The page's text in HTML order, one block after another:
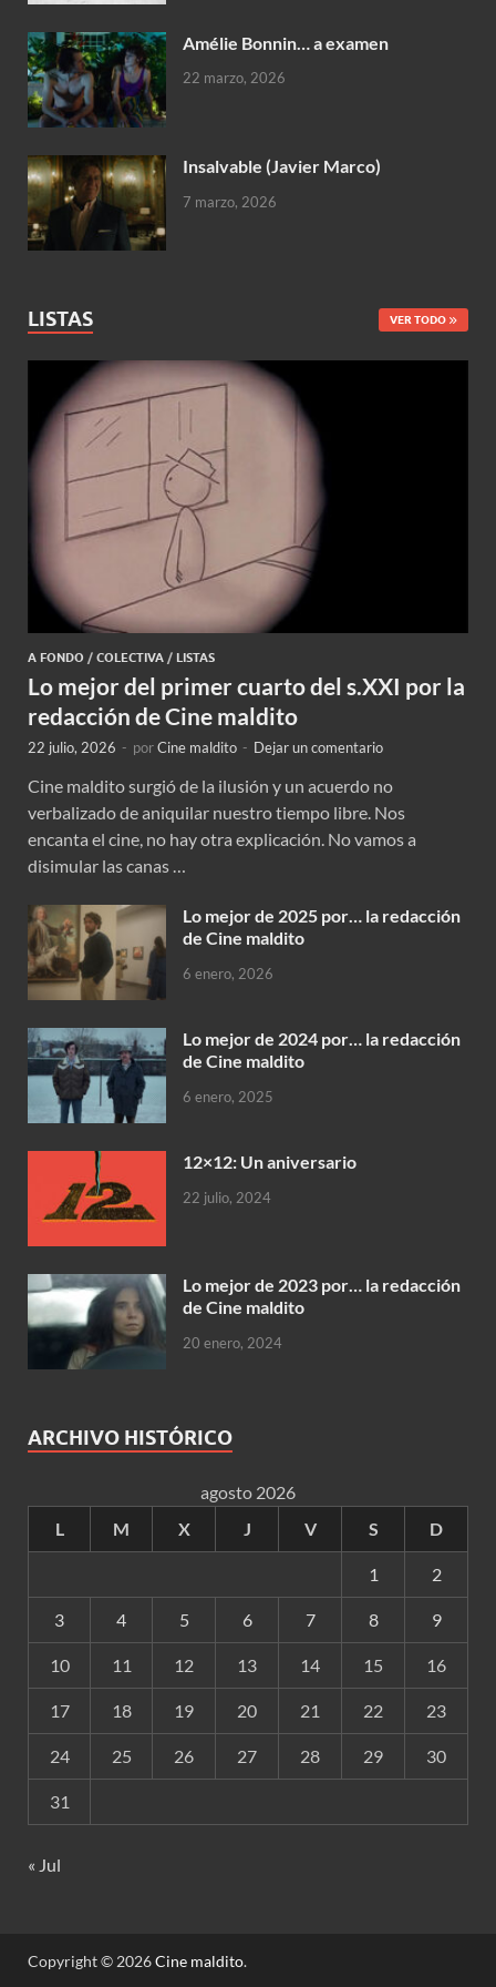
Amélie Bonnin… a examen
22 marzo, 2026
Insalvable (Javier Marco)
7 marzo, 2026
LISTAS VER TODO
A FONDO / COLECTIVA / LISTAS
Lo mejor del primer cuarto del s.XXI por la
redacción de Cine maldito
22 julio, 2026 - porCine maldito - Dejar un comentario
Cine maldito surgió de la ilusión y un acuerdo no
verbalizado de aniquilar nuestro tiempo libre. Nos
encanta el cine, no hay otra explicación. No vamos a
disimular las canas …
Lo mejor de 2025 por… la redacción
de Cine maldito
6 enero, 2026
Lo mejor de 2024 por… la redacción
de Cine maldito
6 enero, 2025
12×12: Un aniversario
22 julio, 2024
Lo mejor de 2023 por… la redacción
de Cine maldito
20 enero, 2024
ARCHIVO HISTÓRICO
agosto 2026
L
M X J V S D
1 2
3 4 5 6 7 8 9
10 11 12 13 14 15 16
17 18 19 20 21 22 23
24 25 26 27 28 29 30
31
« Jul
Copyright © 2026Cine maldito.